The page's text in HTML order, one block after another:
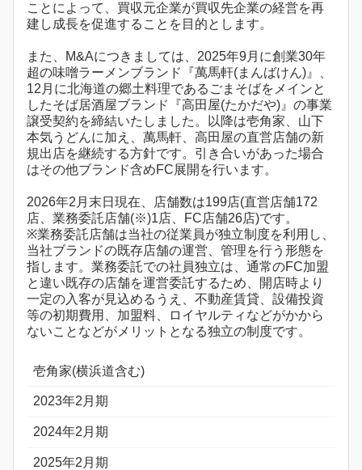
ことによって、買収元企業が買収先企業の経営を再
建し成長を促進することを目的とします。
また、M&Aにつきましては、2025年9月に創業30年
超の味噌ラーメンブランド『萬馬軒(まんばけん)』、
12月に北海道の郷土料理であるごまそばをメインと
したそば居酒屋ブランド『高田屋(たかだや)』の事業
譲受契約を締結いたしました。以降は壱角家、山下
本気うどんに加え、萬馬軒、高田屋の直営店舗の新
規出店を継続する方針です。引き合いがあった場合
はその他ブランド含めFC展開を行います。
2026年2月末日現在、店舗数は199店(直営店舗172
店、業務委託店舗(※)1店、FC店舗26店)です。
※業務委託店舗は当社の従業員が独立制度を利用し、
当社ブランドの既存店舗の運営、管理を行う形態を
指します。業務委託での社員独立は、通常のFC加盟
と違い既存の店舗を運営委託するため、開店時より
一定の入客が見込めるうえ、不動産賃貸、設備投資
等の初期費用、加盟料、ロイヤルティなどがかから
ないことなどがメリットとなる独立の制度です。
壱角家(横浜道含む)
2023年2月期
2024年2月期
2025年2月期